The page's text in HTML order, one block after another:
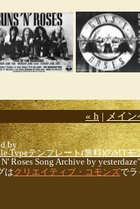
« h | メイ
by
Typeテンプレート(無料)のMTモ
Roses Song Archive by
はクリエイティブ・コモンズでラ